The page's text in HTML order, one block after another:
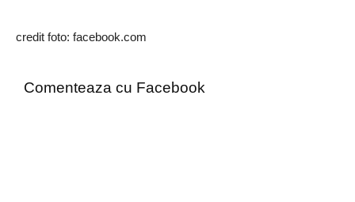
credit foto: facebook.com
Comenteaza cu Facebook